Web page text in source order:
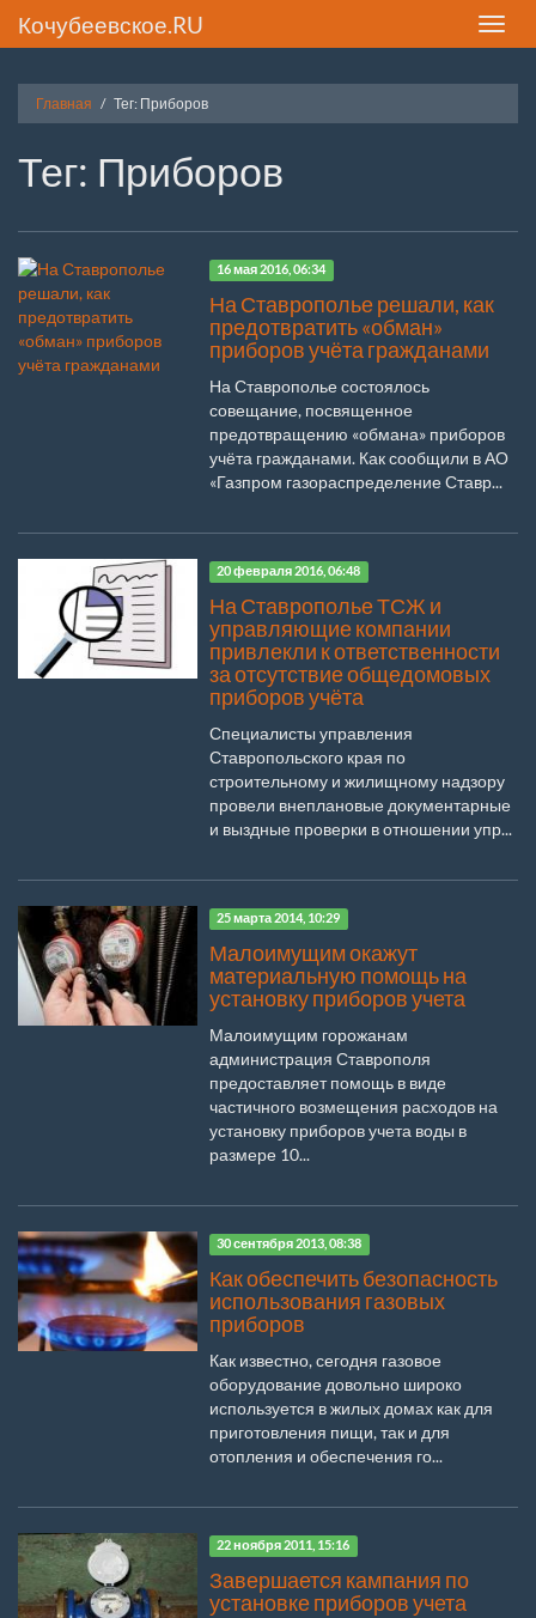
Toggle
Кочубеевское.RU
Главная Тег: Приборов
Тег: Приборов
16 мая 2016, 06:34
На Ставрополье решали, как
предотвратить «обман»
приборов учёта гражданами
На Ставрополье состоялось
совещание, посвященное
предотвращению «обмана» приборов
учёта гражданами. Как сообщили в АО
«Газпром газораспределение Ставр...
20 февраля 2016, 06:48
На Ставрополье ТСЖ и
управляющие компании
привлекли к ответственности
за отсутствие общедомовых
приборов учёта
Специалисты управления
Ставропольского края по
строительному и жилищному надзору
провели внеплановые документарные
и выздные проверки в отношении упр...
25 марта 2014, 10:29
Малоимущим окажут
материальную помощь на
установку приборов учета
Малоимущим горожанам
администрация Ставрополя
предоставляет помощь в виде
частичного возмещения расходов на
установку приборов учета воды в
размере 10...
30 сентября 2013, 08:38
Как обеспечить безопасность
использования газовых
приборов
Как известно, сегодня газовое
оборудование довольно широко
используется в жилых домах как для
приготовления пищи, так и для
отопления и обеспечения го...
22 ноября 2011, 15:16
Завершается кампания по
установке приборов учета